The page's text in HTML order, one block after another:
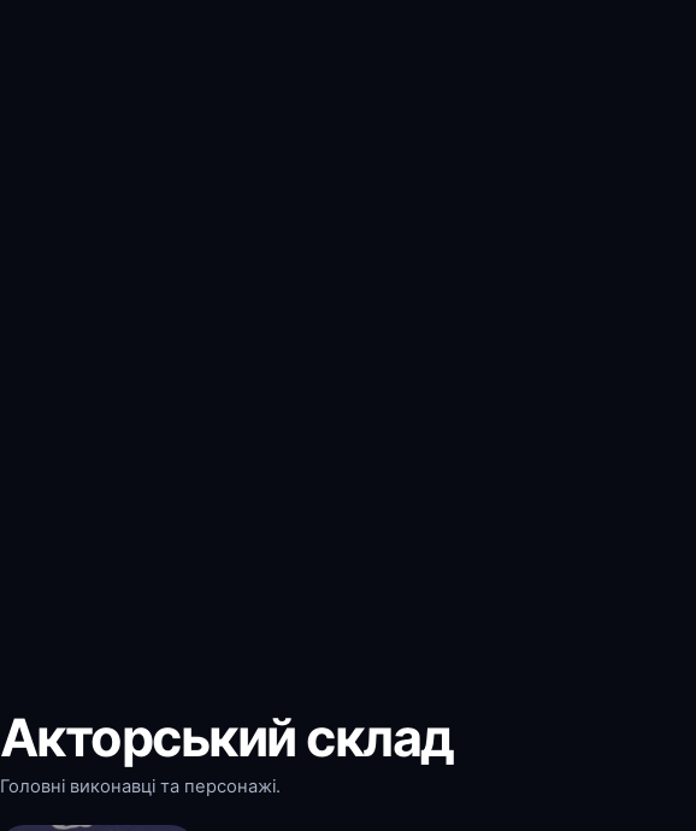
Акторський склад
Головні виконавці та персонажі.